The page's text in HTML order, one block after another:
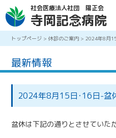
社会医療法人社団 陽正会
寺岡記念病院
トップページ >休診のご案内 >2024年8月
最新情報
2024年8月15日･16日-盆
盆休は下記の通りとさせていた